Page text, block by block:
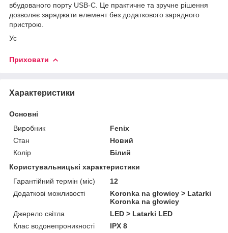
вбудованого порту USB-C. Це практичне та зручне рішення
дозволяє заряджати елемент без додаткового зарядного
пристрою.
Ус
Приховати
Характеристики
Основні
Виробник
Fenix
Стан
Новий
Колір
Білий
Користувальницькі характеристики
Гарантійний термін (міс)
12
Додаткові можливості
Koronka na głowicy > Latarki
Koronka na głowicy
Джерело світла
LED > Latarki LED
Клас водонепроникності
IPX 8